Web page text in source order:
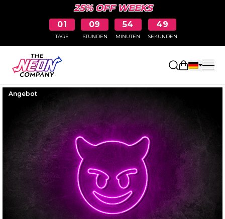
25% OFF WEEKS
01
TAGE
09
STUNDEN
54
MINUTEN
48
SEKUNDEN
Angebot